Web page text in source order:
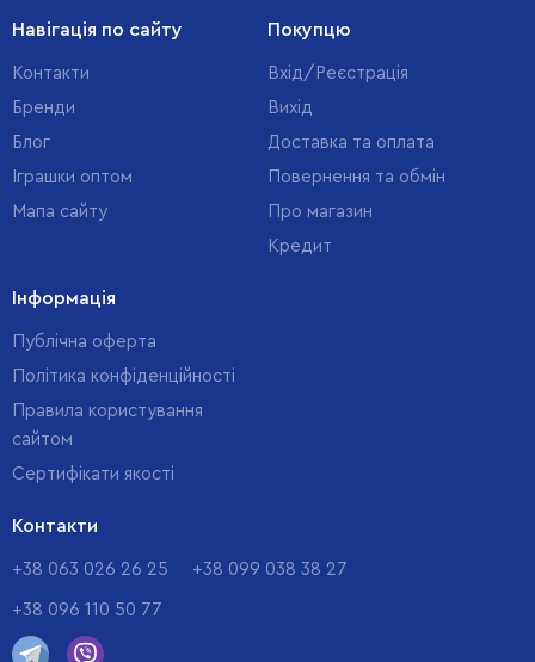
Навігація по сайту
Контакти
Бренди
Блог
Іграшки оптом
Мапа сайту
Покупцю
Вхід/Реєстрація
Вихід
Доставка та оплата
Повернення та обмін
Про магазин
Кредит
Інформація
Публічна оферта
Політика конфіденційності
Правила користування
сайтом
Cертифікати якості
Контакти
+38 063 026 26 25 +38 099 038 38 27
+38 096 110 50 77